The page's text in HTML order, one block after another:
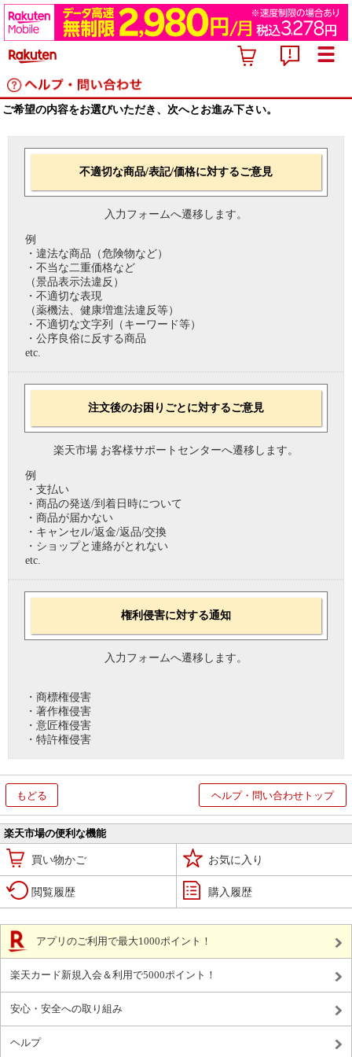
ご希望の内容をお選びいただき、次へとお進み下さい。
不適切な商品/表記/価格に対するご意見
入力フォームへ遷移します。
例
・違法な商品（危険物など）
・不当な二重価格など
（景品表示法違反）
・不適切な表現
（薬機法、健康増進法違反等）
・不適切な文字列（キーワード等）
・公序良俗に反する商品
etc.
注文後のお困りごとに対するご意見
楽天市場 お客様サポートセンターへ遷移します。
例
・支払い
・商品の発送/到着日時について
・商品が届かない
・キャンセル/返金/返品/交換
・ショップと連絡がとれない
etc.
権利侵害に対する通知
入力フォームへ遷移します。
・商標権侵害
・著作権侵害
・意匠権侵害
・特許権侵害
もどる ヘルプ・問い合わせトップ
楽天市場の便利な機能
買い物かご お気に入り
閲覧履歴 購入履歴
アプリのご利用で最大1000ポイント！
楽天カード新規入会＆利用で5000ポイント！
安心・安全への取り組み
ヘルプ